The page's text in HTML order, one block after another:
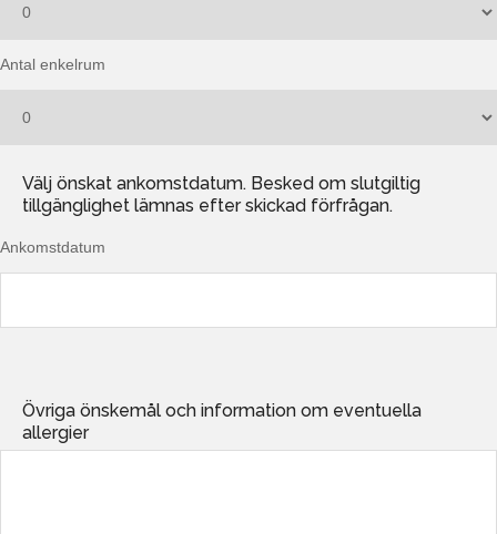
Antal enkelrum
Välj önskat ankomstdatum. Besked om slutgiltig
tillgänglighet lämnas efter skickad förfrågan.
Ankomstdatum
Övriga önskemål och information om eventuella
allergier